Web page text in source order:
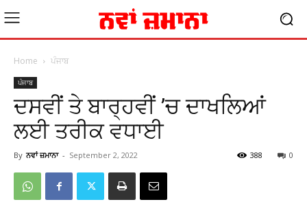
Home ਪੰਜਾਬ
ਪੰਜਾਬ
ਦਸਵੀਂ ਤੇ ਬਾਰ੍ਹਵੀਂ ’ਚ ਦਾਖਲਿਆਂ
ਲਈ ਤਰੀਕ ਵਧਾਈ
By ਨਵਾਂ ਜ਼ਮਾਨਾ - September 2, 2022 0
388